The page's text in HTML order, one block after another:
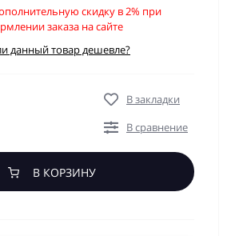
скидку в 2% при
заказа на сайте
данный товар дешевле?
В закладки
В сравнение
В КОРЗИНУ